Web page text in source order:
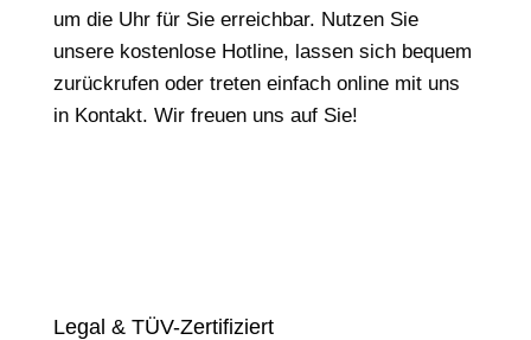
um die Uhr für Sie erreichbar. Nutzen Sie
unsere kostenlose Hotline, lassen sich bequem
zurückrufen oder treten einfach online mit uns
in Kontakt. Wir freuen uns auf Sie!
Legal & TÜV-Zertifiziert